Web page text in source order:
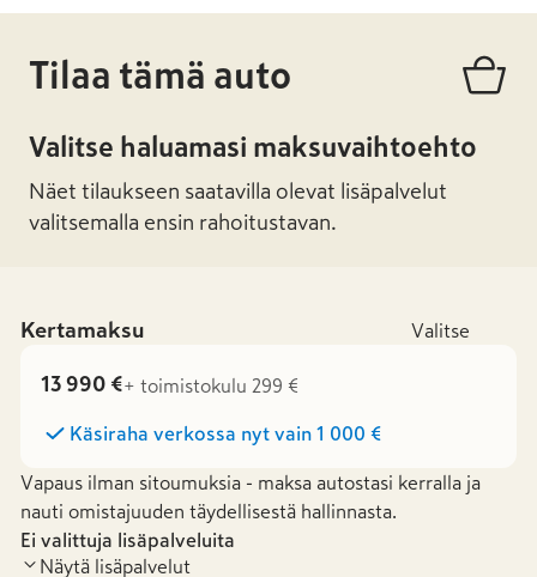
Tilaa tämä auto
Valitse haluamasi maksuvaihtoehto
Näet tilaukseen saatavilla olevat lisäpalvelut
valitsemalla ensin rahoitustavan.
Kertamaksu Valitse
13 990 €+ toimistokulu 299 €
Käsiraha verkossa nyt vain 1 000 €
Vapaus ilman sitoumuksia - maksa autostasi kerralla ja
nauti omistajuuden täydellisestä hallinnasta.
Ei valittuja lisäpalveluita
Näytä lisäpalvelut